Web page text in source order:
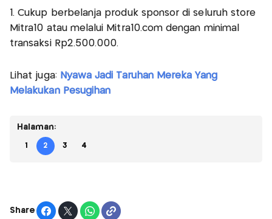
1. Cukup berbelanja produk sponsor di seluruh store
Mitra10 atau melalui Mitra10.com dengan minimal
transaksi Rp2.500.000.
Lihat juga: Nyawa Jadi Taruhan Mereka Yang
Melakukan Pesugihan
Halaman:
1 2 3 4
Share